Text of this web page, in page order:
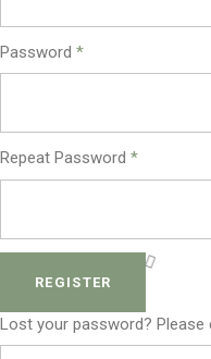
Password *
Repeat Password *
REGISTER
Lost your password? Please